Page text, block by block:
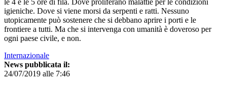
igieniche. Dove si viene morsi da serpenti e ratti. Nessuno
utopicamente può sostenere che si debbano aprire i porti e le
frontiere a tutti. Ma che si intervenga con umanità è doveroso per
ogni paese civile, e non.
Internazionale
News pubblicata il:
24/07/2019 alle 7:46